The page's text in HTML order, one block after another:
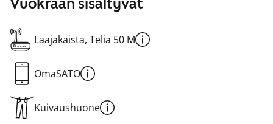
Vuokraan sisältyvät
Laajakaista, Telia 50 M
OmaSATO
Kuivaushuone